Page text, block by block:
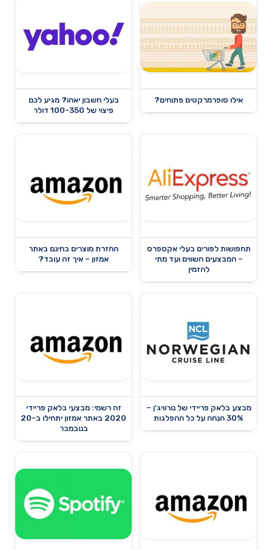
אילו סופרמרקטים פתוחים?
בעלי חשבון יאהו? מגיע לכם
פיצוי של 100-350 דולר
תחפושות לפורים בעלי אקספרס
– המבצעים השווים ועד מתי
להזמין
החזרת מוצרים בחינם באתר
אמזון – איך זה עובד?
מבצע בלאק פריידי של נורוויג'ן –
30% הנחה על כל ההפלגות
זה רשמי: מבצעי בלאק פריידי
2020 באתר אמזון יתחילו ב-20
בנובמבר